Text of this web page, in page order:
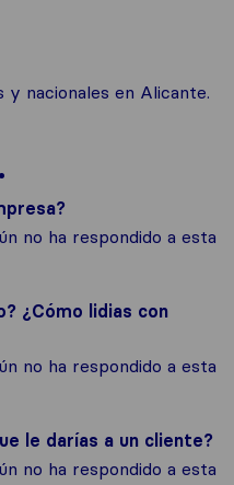
y nacionales en Alicante.
no ha respondido a esta
¿Cómo lidias con
no ha respondido a esta
le darías a un cliente?
no ha respondido a esta